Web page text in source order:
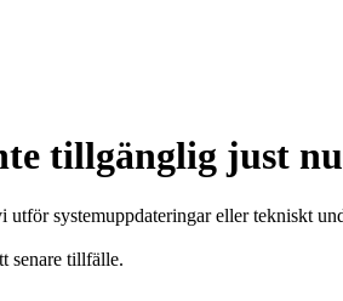
tillgänglig just nu
utför systemuppdateringar eller tekniskt
senare tillfälle.